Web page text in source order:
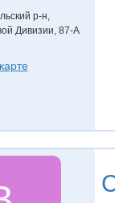
р-н,
Дивизии, 87-А